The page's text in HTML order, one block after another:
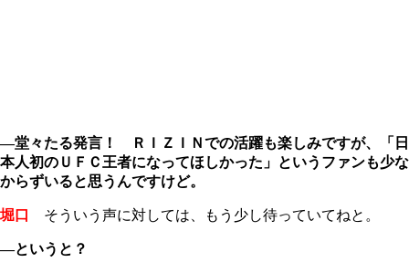
―堂々たる発言！ ＲＩＺＩＮでの活躍も楽しみですが、「日
本人初のＵＦＣ王者になってほしかった」というファンも少な
からずいると思うんですけど。
堀口 そういう声に対しては、もう少し待っていてねと。
―というと？